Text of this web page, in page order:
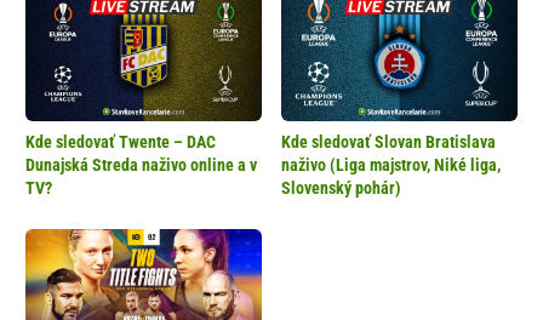
Kde sledovať Twente – DAC
Dunajská Streda naživo online a v
TV?
Kde sledovať Slovan Bratislava
naživo (Liga majstrov, Niké liga,
Slovenský pohár)